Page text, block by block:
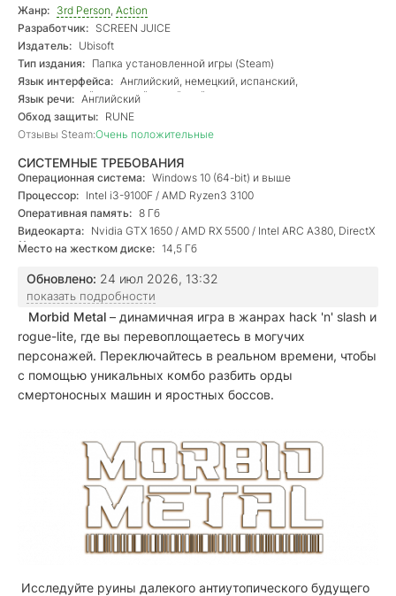
Жанр: 3rd Person, Action
Разработчик: SCREEN JUICE
Издатель: Ubisoft
Тип издания: Папка установленной игры (Steam)
Язык интерфейса: Английский, немецкий, испанский,
португальский, японский, китайский
Язык речи: Английский
Обход защиты: RUNE
Отзывы Steam:Очень положительные
СИСТЕМНЫЕ ТРЕБОВАНИЯ
Операционная система: Windows 10 (64-bit) и выше
Процессор: Intel i3-9100F / AMD Ryzen3 3100
Оперативная память: 8 Гб
Видеокарта: Nvidia GTX 1650 / AMD RX 5500 / Intel ARC A380, DirectX
11
Место на жестком диске: 14,5 Гб
Обновлено: 24 июл 2026, 13:32
показать подробности
Morbid Metal – динамичная игра в жанрах hack 'n' slash и
rogue-lite, где вы перевоплощаетесь в могучих
персонажей. Переключайтесь в реальном времени, чтобы
с помощью уникальных комбо разбить орды
смертоносных машин и яростных боссов.
Исследуйте руины далекого антиутопического будущего